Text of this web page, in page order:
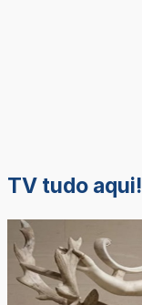
TV tudo aqui!